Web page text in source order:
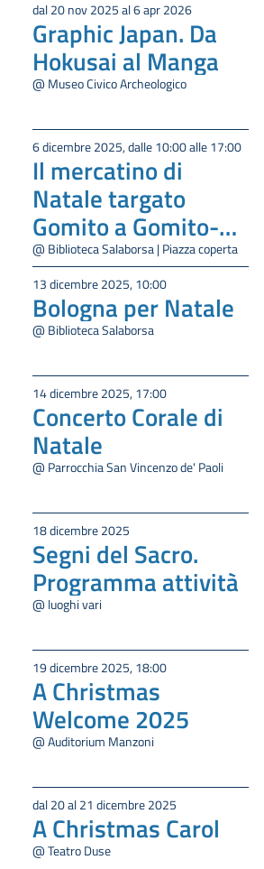
dal 20 nov 2025 al 6 apr 2026
Graphic Japan. Da
Hokusai al Manga
@ Museo Civico Archeologico
6 dicembre 2025, dalle 10:00 alle 17:00
Il mercatino di
Natale targato
Gomito a Gomito-
2025
@ Biblioteca Salaborsa | Piazza coperta
13 dicembre 2025, 10:00
Bologna per Natale
@ Biblioteca Salaborsa
14 dicembre 2025, 17:00
Concerto Corale di
Natale
@ Parrocchia San Vincenzo de' Paoli
18 dicembre 2025
Segni del Sacro.
Programma attività
@ luoghi vari
19 dicembre 2025, 18:00
A Christmas
Welcome 2025
@ Auditorium Manzoni
dal 20 al 21 dicembre 2025
A Christmas Carol
@ Teatro Duse